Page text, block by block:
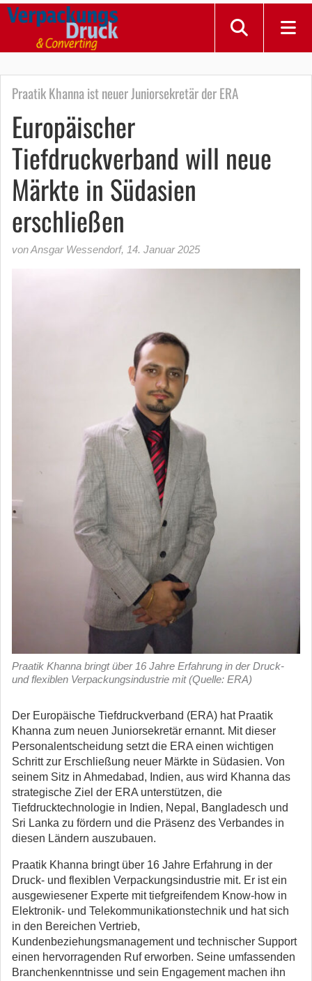
Praatik Khanna ist neuer Juniorsekretär der ERA
Europäischer
Tiefdruckverband will neue
Märkte in Südasien
erschließen
von Ansgar Wessendorf, 14. Januar 2025
Praatik Khanna bringt über 16 Jahre Erfahrung in der Druck-
und flexiblen Verpackungsindustrie mit (Quelle: ERA)
Der Europäische Tiefdruckverband (ERA) hat Praatik
Khanna zum neuen Juniorsekretär ernannt. Mit dieser
Personalentscheidung setzt die ERA einen wichtigen
Schritt zur Erschließung neuer Märkte in Südasien. Von
seinem Sitz in Ahmedabad, Indien, aus wird Khanna das
strategische Ziel der ERA unterstützen, die
Tiefdrucktechnologie in Indien, Nepal, Bangladesch und
Sri Lanka zu fördern und die Präsenz des Verbandes in
diesen Ländern auszubauen.
Praatik Khanna bringt über 16 Jahre Erfahrung in der
Druck- und flexiblen Verpackungsindustrie mit. Er ist ein
ausgewiesener Experte mit tiefgreifendem Know-how in
Elektronik- und Telekommunikationstechnik und hat sich
in den Bereichen Vertrieb,
Kundenbeziehungsmanagement und technischer Support
einen hervorragenden Ruf erworben. Seine umfassenden
Branchenkenntnisse und sein Engagement machen ihn